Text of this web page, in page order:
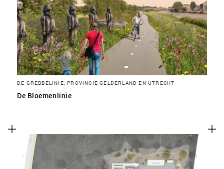
DE GREBBELINIE, PROVINCIE GELDERLAND EN UTRECHT
De Bloemenlinie